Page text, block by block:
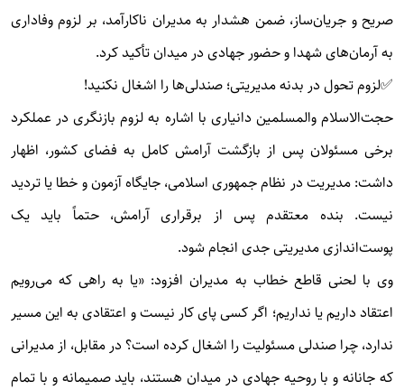
صریح و جریان‌ساز، ضمن هشدار به مدیران ناکارآمد، بر لزوم وفاداری
به آرمان‌های شهدا و حضور جهادی در میدان تأکید کرد.
✅لزوم تحول در بدنه مدیریتی؛ صندلی‌ها را اشغال نکنید!
حجت‌الاسلام والمسلمین دانیاری با اشاره به لزوم بازنگری در عملکرد
برخی مسئولان پس از بازگشت آرامش کامل به فضای کشور، اظهار
داشت: مدیریت در نظام جمهوری اسلامی، جایگاه آزمون و خطا یا تردید
نیست. بنده معتقدم پس از برقراری آرامش، حتماً باید یک
پوست‌اندازی مدیریتی جدی انجام شود.
وی با لحنی قاطع خطاب به مدیران افزود: «یا به راهی که می‌رویم
اعتقاد داریم یا نداریم؛ اگر کسی پای کار نیست و اعتقادی به این مسیر
ندارد، چرا صندلی مسئولیت را اشغال کرده است؟ در مقابل، از مدیرانی
که جانانه و با روحیه جهادی در میدان هستند، باید صمیمانه و با تمام